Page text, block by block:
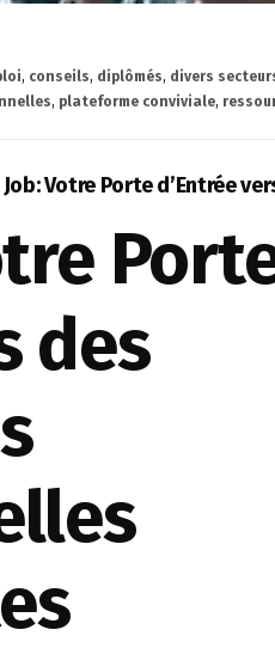
, conseils, diplômés, divers
, plateforme conviviale,
Votre Porte d’Entrée
des